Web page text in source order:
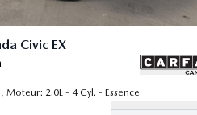
Civic EX
2.0L - 4 Cyl. - Essence